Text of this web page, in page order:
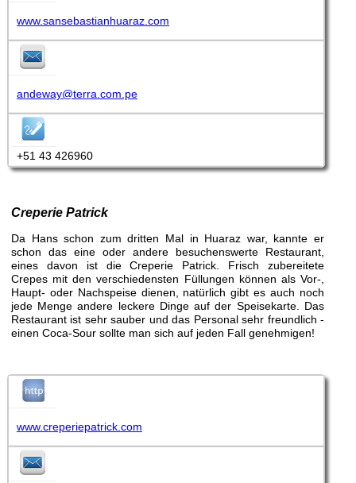
www.sansebastianhuaraz.com
andeway@terra.com.pe
+51 43 426960
Creperie Patrick
Da Hans schon zum dritten Mal in Huaraz war, kannte er
schon das eine oder andere besuchenswerte Restaurant,
eines davon ist die Creperie Patrick. Frisch zubereitete
Crepes mit den verschiedensten Füllungen können als Vor-,
Haupt- oder Nachspeise dienen, natürlich gibt es auch noch
jede Menge andere leckere Dinge auf der Speisekarte. Das
Restaurant ist sehr sauber und das Personal sehr freundlich -
einen Coca-Sour sollte man sich auf jeden Fall genehmigen!
www.creperiepatrick.com